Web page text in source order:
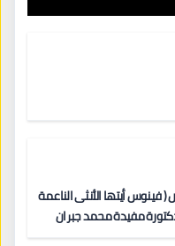
فينوس أيتها الأنثى الناعمة
مفيدة محمد جبران